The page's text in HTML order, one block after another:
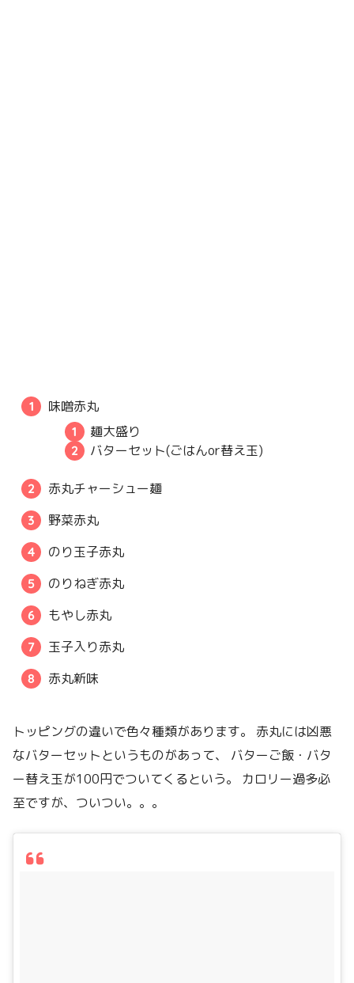
味噌赤丸
麺大盛り
バターセット(ごはんor替え玉)
赤丸チャーシュー麺
野菜赤丸
のり玉子赤丸
のりねぎ赤丸
もやし赤丸
玉子入り赤丸
赤丸新味
トッピングの違いで色々種類があります。 赤丸には凶悪
なバターセットというものがあって、 バターご飯・バタ
ー替え玉が100円でついてくるという。 カロリー過多必
至ですが、ついつい。。。